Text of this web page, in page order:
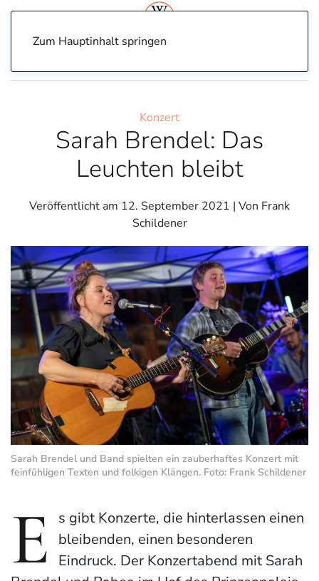
Zum Hauptinhalt springen
Konzert
Sarah Brendel: Das
Leuchten bleibt
Veröffentlicht am 12. September 2021 | Von Frank
Schildener
Sarah Brendel und Band spielten ein zauberhaftes Konzert mit
feinfühligen Texten und folkigen Klängen. Foto: Frank Schildener
E
s gibt Konzerte, die hinterlassen einen
bleibenden, einen besonderen
Eindruck. Der Konzertabend mit Sarah